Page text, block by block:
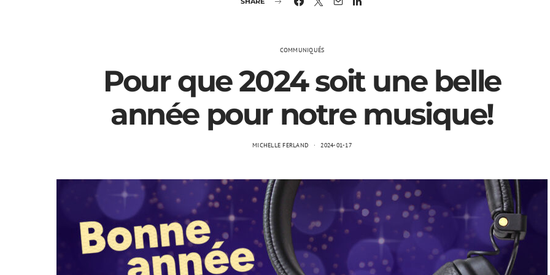
COMMUNIQUÉS
Pour que 2024 soit une belle
année pour notre musique!
MICHELLE FERLAND 2024-01-17